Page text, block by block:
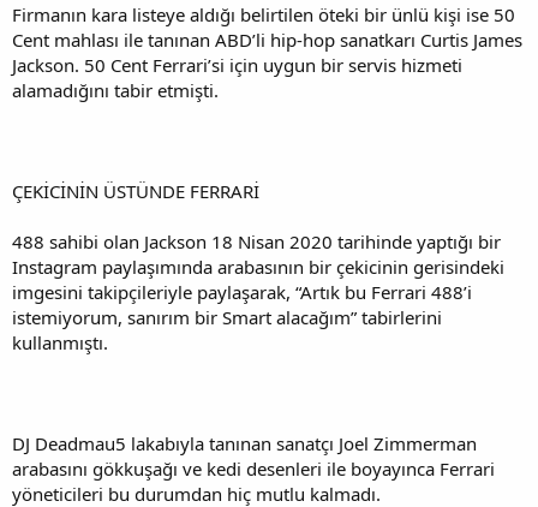
Firmanın kara listeye aldığı belirtilen öteki bir ünlü kişi ise 50
Cent mahlası ile tanınan ABD’li hip-hop sanatkarı Curtis James
Jackson. 50 Cent Ferrari’si için uygun bir servis hizmeti
alamadığını tabir etmişti.
ÇEKİCİNİN ÜSTÜNDE FERRARİ
488 sahibi olan Jackson 18 Nisan 2020 tarihinde yaptığı bir
Instagram paylaşımında arabasının bir çekicinin gerisindeki
imgesini takipçileriyle paylaşarak, “Artık bu Ferrari 488’i
istemiyorum, sanırım bir Smart alacağım” tabirlerini
kullanmıştı.
DJ Deadmau5 lakabıyla tanınan sanatçı Joel Zimmerman
arabasını gökkuşağı ve kedi desenleri ile boyayınca Ferrari
yöneticileri bu durumdan hiç mutlu kalmadı.